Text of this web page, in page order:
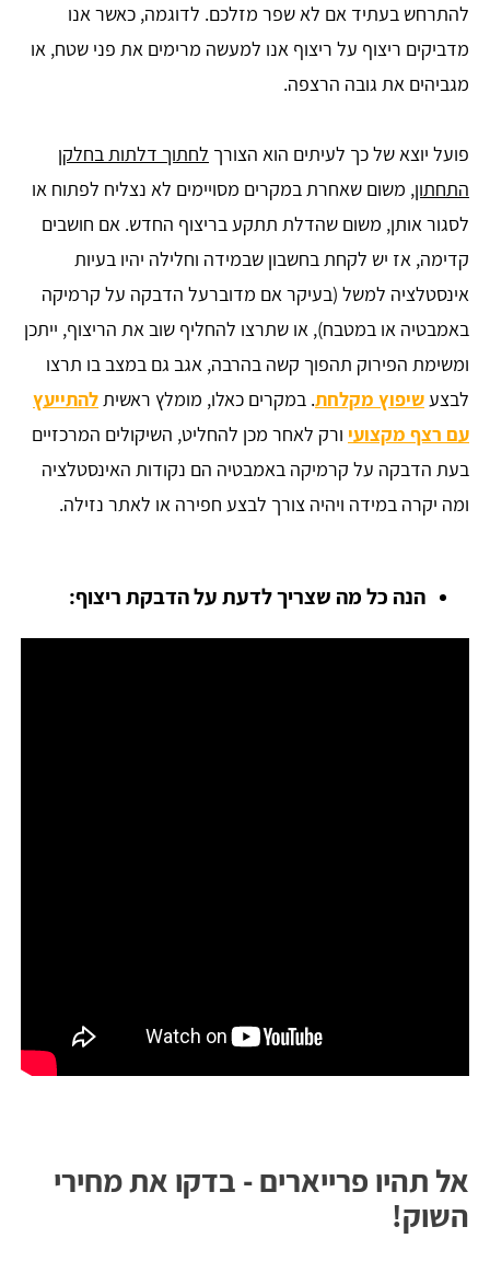
להתרחש בעתיד אם לא שפר מזלכם. לדוגמה, כאשר אנו
מדביקים ריצוף על ריצוף אנו למעשה מרימים את פני שטח, או
מגביהים את גובה הרצפה.
פועל יוצא של כך לעיתים הוא הצורך לחתוך דלתות בחלקן
התחתון, משום שאחרת במקרים מסויימים לא נצליח לפתוח או
לסגור אותן, משום שהדלת תתקע בריצוף החדש. אם חושבים
קדימה, אז יש לקחת בחשבון שבמידה וחלילה יהיו בעיות
אינסטלציה למשל (בעיקר אם מדוברעל הדבקה על קרמיקה
באמבטיה או במטבח), או שתרצו להחליף שוב את הריצוף, ייתכן
ומשימת הפירוק תהפוך קשה בהרבה, אגב גם במצב בו תרצו
לבצעשיפוץ מקלחת. במקרים כאלו, מומלץ ראשיתלהתייעץ
עם רצף מקצועי ורק לאחר מכן להחליט, השיקולים המרכזיים
בעת הדבקה על קרמיקה באמבטיה הם נקודות האינסטלציה
ומה יקרה במידה ויהיה צורך לבצע חפירה או לאתר נזילה.
הנה כל מה שצריך לדעת על הדבקת ריצוף:
אל תהיו פרייארים - בדקו את מחירי
השוק!